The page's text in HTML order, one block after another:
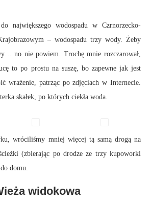
największego wodospadu w Czrnorzecko-
– wodospadu trzy wody. Żeby
no nie powiem. Trochę mnie rozczarował,
to po prostu na suszę, bo zapewne jak jest
wrażenie, patrząc po zdjęciach w Internecie.
skałek, po których ciekła woda.
wróciliśmy mniej więcej tą samą drogą na
(zbierając po drodze ze trzy kupoworki
domu.
widokowa